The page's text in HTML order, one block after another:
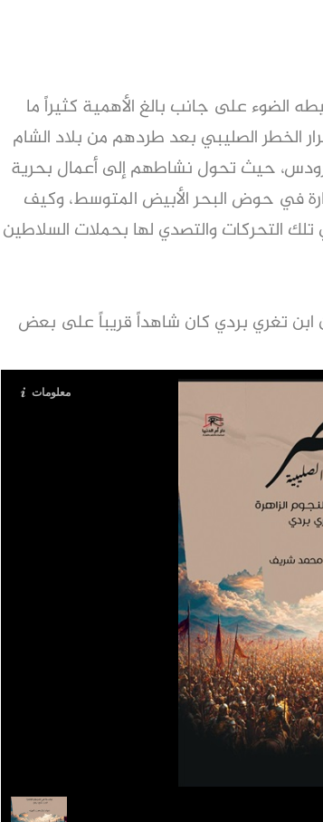
الضوء على جانب بالغ الأهمية كثيراً ما
الخطر الصليبي بعد طردهم من بلاد الشام
حيث تحول نشاطهم إلى أعمال بحرية
في حوض البحر الأبيض المتوسط، وكيف
التحركات والتصدي لها بحملات السلاطين
ابن تغري بردي كان شاهداً قريباً على بعض
معلومات